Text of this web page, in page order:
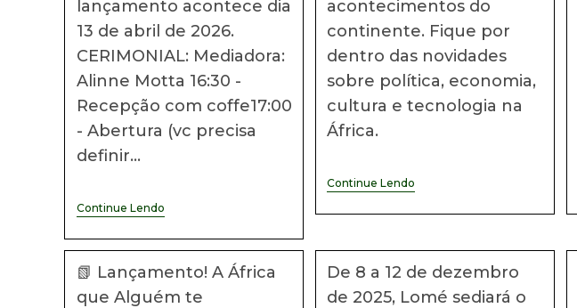
lançamento acontece dia
13 de abril de 2026.
CERIMONIAL: Mediadora:
Alinne Motta 16:30 -
Recepção com coffe17:00
- Abertura (vc precisa
definir…
Continue LendoLançamento
Do
Livro
Afrifuturismo
E
Afriotimismo
acontecimentos do
continente. Fique por
dentro das novidades
sobre política, economia,
cultura e tecnologia na
África.
Continue Lendo
Africanas
#34
📗 Lançamento! A África
que Alguém te
De 8 a 12 de dezembro
de 2025, Lomé sediará o